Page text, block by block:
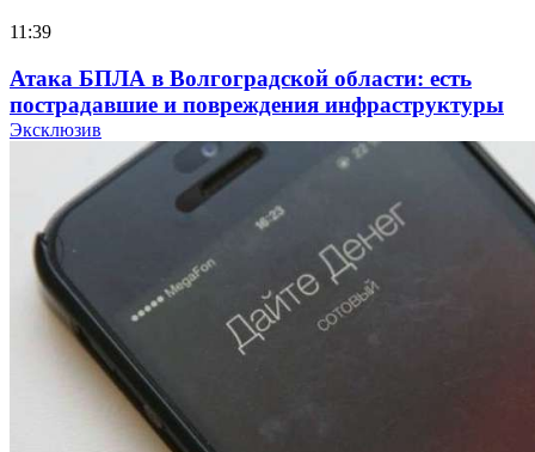
11:39
Атака БПЛА в Волгоградской области: есть
пострадавшие и повреждения инфраструктуры
Волгоградские вузы в топе зарплатного
рейтинга: ВолгГТУ и ВолгГМУ вошли в топ‑15
для химической отрасли и фармацевтики
18:39
В Красноармейском районе Волгограда стартует
конкурс на ремонт моста через Волго‑Донской
судоходный канал
Эксклюзив